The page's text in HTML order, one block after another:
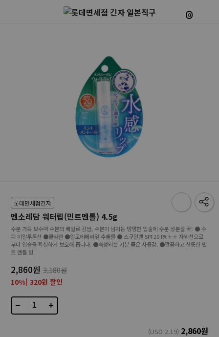
0
롯데면세점긴자
멘소레담 워터립(민트멘톨) 4.5g
수분 가득 보수력 수분의 베일로 감싼, 수분이 넘치는 탱탱한 입술에 수분 성분을 꾹! ● 슈
퍼 히알루론산 ●콜라겐 ●알로에베라잎 추출물 ● 스쿠알렌 SPF20 PA＋＋ 자외선으로
부터 입술을 확실하게 보호해 줍니다. ●숙성되는 기분 좋은 사용감. ●깔끔하고 산뜻한 민
트 멘톨 향.
2,860원 3,180원
10% 320원 할인
− +
(USD2.19) 2,860원